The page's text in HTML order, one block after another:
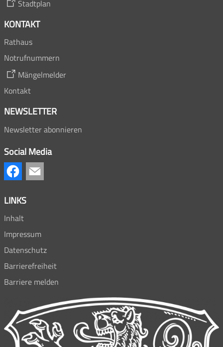
Stadtplan
KONTAKT
Rathaus
Notrufnummern
Mängelmelder
Kontakt
NEWSLETTER
Newsletter abonnieren
Social Media
LINKS
Inhalt
Impressum
Datenschutz
Barrierefreiheit
Barriere melden